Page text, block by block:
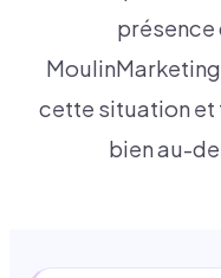
présence
cette situation et
bien au-